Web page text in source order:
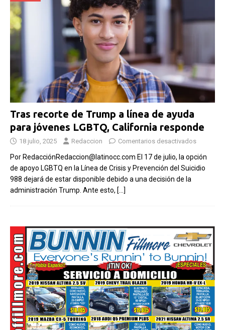
Tras recorte de Trump a línea de ayuda
para jóvenes LGBTQ, California responde
18 julio, 2025 Redaccion Comentarios desactivados
Por RedacciónRedaccion@latinocc.com El 17 de julio, la opción
de apoyo LGBTQ en la Línea de Crisis y Prevención del Suicidio
988 dejará de estar disponible debido a una decisión de la
administración Trump. Ante esto, […]